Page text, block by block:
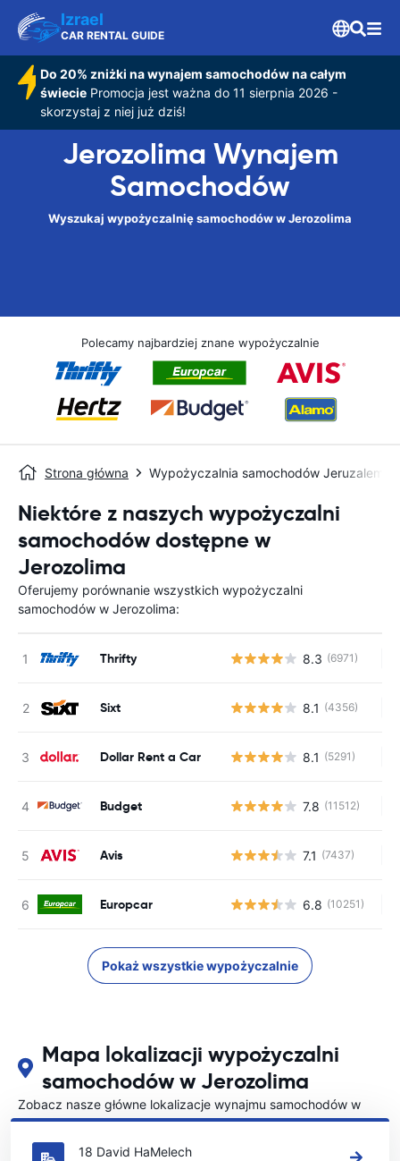
Izrael
CAR RENTAL GUIDE
Do 20% zniżki na wynajem samochodów na całym
świeciePromocja jest ważna do 11 sierpnia 2026 -
skorzystaj z niej już dziś!
Jerozolima Wynajem
Samochodów
Wyszukaj wypożyczalnię samochodów w Jerozolima
Polecamy najbardziej znane wypożyczalnie
Strona główna Wypożyczalnia samochodów Jeruzalem
Niektóre z naszych wypożyczalni
samochodów dostępne w
Jerozolima
Oferujemy porównanie wszystkich wypożyczalni
samochodów w Jerozolima:
Thrifty 8.3 (6971)
Sixt 8.1 (4356)
Dollar Rent a Car 8.1 (5291)
Budget 7.8 (11512)
Avis 7.1 (7437)
Europcar 6.8 (10251)
Pokaż wszystkie wypożyczalnie
Mapa lokalizacji wypożyczalni
samochodów w Jerozolima
Zobacz nasze główne lokalizacje wynajmu samochodów w
Jerozolima
18 David HaMelech